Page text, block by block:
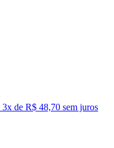
3x de R$ 48,70 sem juros